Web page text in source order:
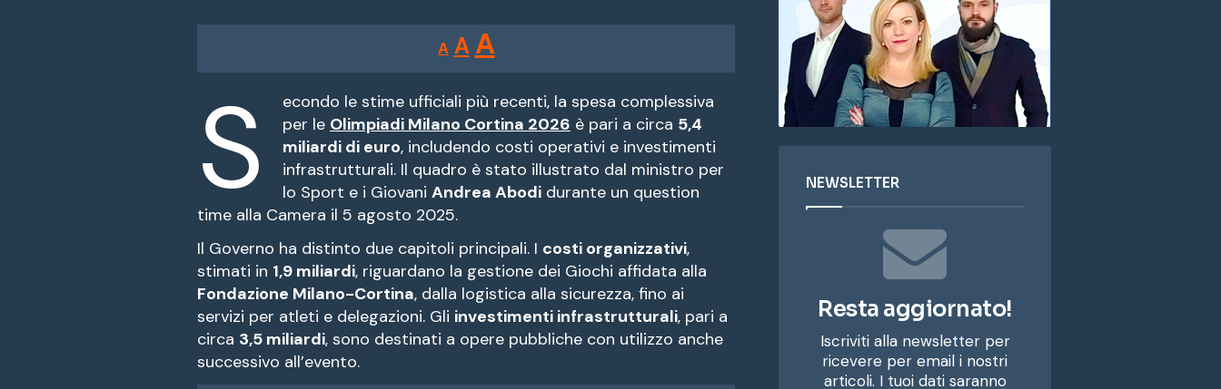
A
Reducir
tamaño
de
fuente.
A Restablecer
tamaño
de
fuente
AAumentar
tamaño
de
fuente.
S
econdo le stime ufficiali più recenti, la spesa complessiva
per le Olimpiadi Milano Cortina 2026 è pari a circa 5,4
miliardi di euro, includendo costi operativi e investimenti
infrastrutturali. Il quadro è stato illustrato dal ministro per
lo Sport e i Giovani Andrea Abodi durante un question
time alla Camera il 5 agosto 2025.
Il Governo ha distinto due capitoli principali. I costi organizzativi,
stimati in 1,9 miliardi, riguardano la gestione dei Giochi affidata alla
Fondazione Milano-Cortina, dalla logistica alla sicurezza, fino ai
servizi per atleti e delegazioni. Gli investimenti infrastrutturali, pari a
circa 3,5 miliardi, sono destinati a opere pubbliche con utilizzo anche
successivo all’evento.
NEWSLETTER
Resta aggiornato!
Iscriviti alla newsletter per
ricevere per email i nostri
articoli. I tuoi dati saranno